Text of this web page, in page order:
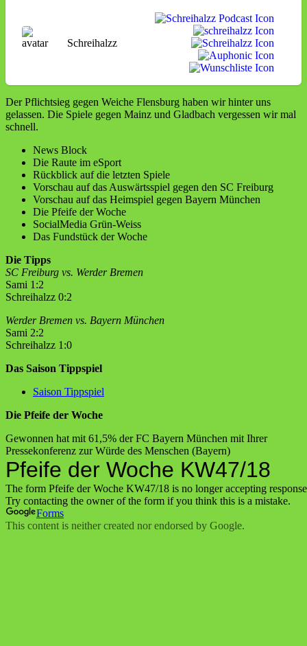
Schreihalzz
Der Pflichtsieg gegen Weiche Flensburg haben wir hinter uns
gelassen. Die Spiele gegen Mainz und Gladbach vergessen wir mal
schnell.
News Block
Die Raute im eSport
Rückblick auf die letzten Spiele
Vorschau auf das Auswärtsspiel gegen den SC Freiburg
Vorschau auf das Heimspiel gegen Bayern München
Die Pfeife der Woche
SocialMedia Grün-Weiss
Das Fundstück der Woche
Die Tipps
SC Freiburg vs. Werder Bremen
Sami 1:2
Schreihalzz 0:2
Werder Bremen vs. Bayern München
Sami 2:2
Schreihalzz 1:0
Das Saison Tippspiel
Saison Tippspiel
Die Pfeife der Woche
Gewonnen hat mit 61,5% der FC Bayern München mit Ihrer
Pressekonferenz zur Würde des Menschen (Bayern)